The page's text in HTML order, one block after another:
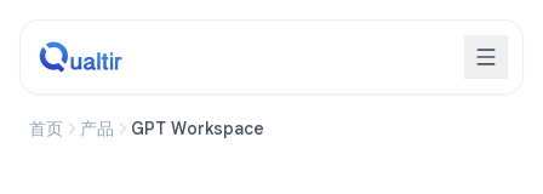
首页 产品 GPT Workspace